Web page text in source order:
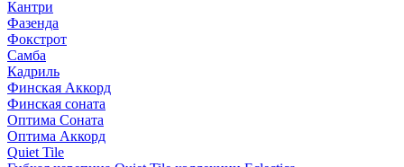
Кантри
Фазенда
Фокстрот
Самба
Кадриль
Финская Аккорд
Финская соната
Оптима Соната
Оптима Аккорд
Quiet Tile